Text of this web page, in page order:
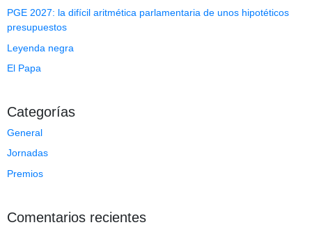
PGE 2027: la difícil aritmética parlamentaria de unos hipotéticos
presupuestos
Leyenda negra
El Papa
Categorías
General
Jornadas
Premios
Comentarios recientes